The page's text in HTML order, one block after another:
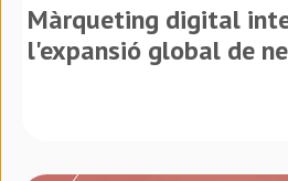
Màrqueting digital
l'expansió global de